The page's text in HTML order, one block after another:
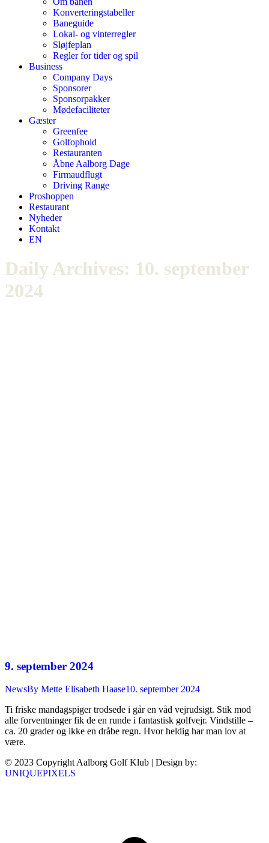
Konverteringstabeller
Baneguide
Lokal- og vinterregler
Sløjfeplan
Regler for tider og spil
Business
Company Days
Sponsorer
Sponsorpakker
Mødefaciliteter
Gæster
Greenfee
Golfophold
Restauranten
Åbne Aalborg Dage
Firmaudflugt
Driving Range
Proshoppen
Restaurant
Nyheder
Kontakt
EN
Daily Archives: 10. september
2024
9. september 2024
NewsBy Mette Elisabeth Haase10. september 2024
Ti friske mandagspiger trodsede i går en våd vejrudsigt. Stik mod
alle forventninger fik de en runde i fantastisk golfvejr. Vindstille –
ca. 20 grader og ikke en dråbe regn. Hvor heldig har man lov at
være.
© 2023 Copyright Aalborg Golf Klub | Design by:
UNIQUEPIXELS